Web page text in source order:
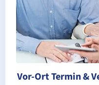
Vor-Ort Termin &